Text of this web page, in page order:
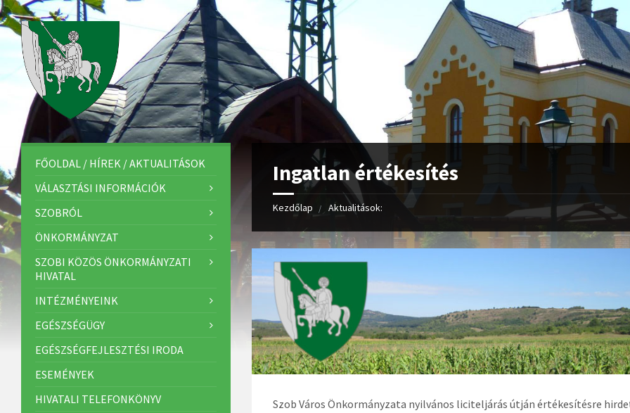
Ingatlan értékesítés
Kezdőlap Aktualitások:
Szob Város Önkormányzata nyilvános liciteljárás útján értékesítésre
FŐOLDAL / HÍREK / AKTUALITÁSOK
VÁLASZTÁSI INFORMÁCIÓK
SZOBRÓL
ÖNKORMÁNYZAT
SZOBI KÖZÖS ÖNKORMÁNYZATI
HIVATAL
INTÉZMÉNYEINK
EGÉSZSÉGÜGY
EGÉSZSÉGFEJLESZTÉSI IRODA
ESEMÉNYEK
HIVATALI TELEFONKÖNYV